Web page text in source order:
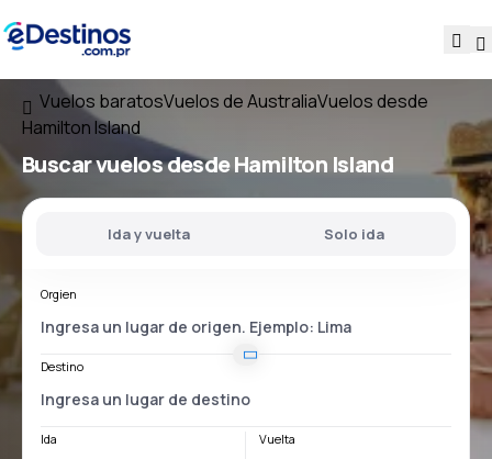
Vuelos baratosVuelos de AustraliaVuelos desde
Hamilton Island
Buscar vuelosdesde Hamilton Island
Ida y vuelta Solo ida
Orgien
Destino
Ida Vuelta